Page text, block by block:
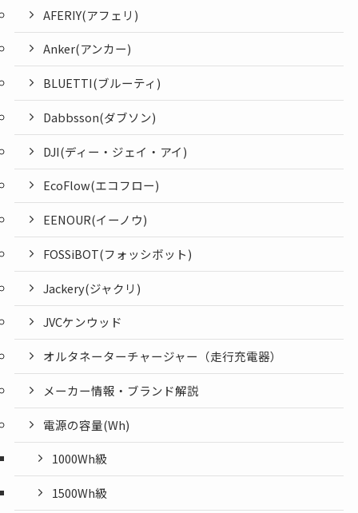
AFERIY(アフェリ)
Anker(アンカー)
BLUETTI(ブルーティ)
Dabbsson(ダブソン)
DJI(ディー・ジェイ・アイ)
EcoFlow(エコフロー)
EENOUR(イーノウ)
FOSSiBOT(フォッシボット)
Jackery(ジャクリ)
JVCケンウッド
オルタネーターチャージャー（走行充電器）
メーカー情報・ブランド解説
電源の容量(Wh)
1000Wh級
1500Wh級